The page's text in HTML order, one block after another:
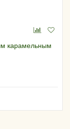
карамельным